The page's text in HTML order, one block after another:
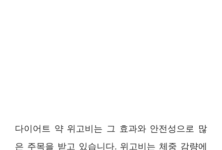
다이어트 약 위고비는 그 효과와 안전성으로 많
은 주목을 받고 있습니다. 위고비는 체중 감량에